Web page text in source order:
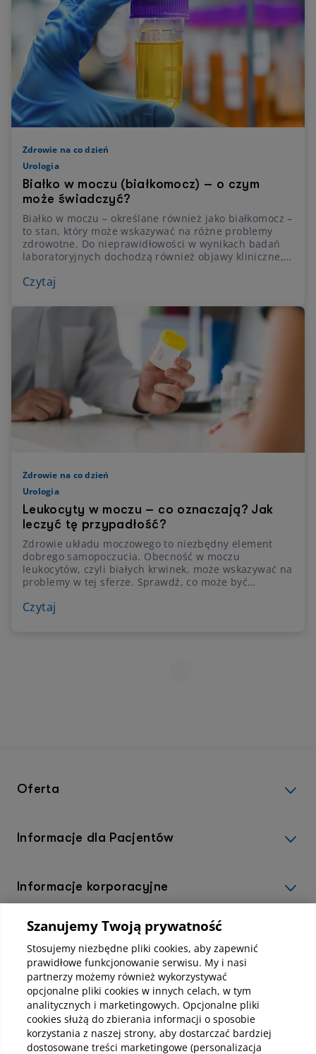
Zdrowie na co dzień
Urologia
Białko w moczu (białkomocz) – o czym
może świadczyć?
Białko w moczu – określane również jako białkomocz –
to stan, który może wskazywać na różne problemy
zdrowotne. Do nieprawidłowości w wynikach badań
laboratoryjnych dochodzą również objawy kliniczne,
Sprawdź, jakie są przyczyny białkomoczu i jak
Czytaj
Zdrowie na co dzień
Urologia
Leukocyty w moczu – co oznaczają? Jak
leczyć tę przypadłość?
Zdrowie układu moczowego to niezbędny element
dobrego samopoczucia. Obecność w moczu
leukocytów, czyli białych krwinek, może wskazywać na
problemy w tej sferze. Sprawdź, co może być
organizmu i jak wygląda leczenie!
Czytaj
Oferta
Informacje dla Pacjentów
Informacje korporacyjne
Kup abonamenty online
Kup online
Pobierz aplikację mobilną
Szanujemy Twoją prywatność
Stosujemy niezbędne pliki cookies, aby zapewnić
prawidłowe funkcjonowanie serwisu. My i nasi
partnerzy możemy również wykorzystywać
opcjonalne pliki cookies w innych celach, w tym
analitycznych i marketingowych. Opcjonalne pliki
cookies służą do zbierania informacji o sposobie
korzystania z naszej strony, aby dostarczać bardziej
dostosowane treści marketingowe (personalizacja